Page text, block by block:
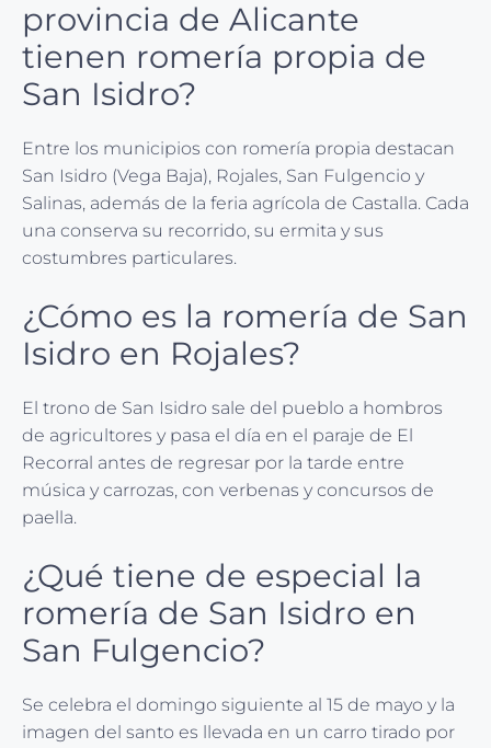
provincia de Alicante
tienen romería propia de
San Isidro?
Entre los municipios con romería propia destacan
San Isidro (Vega Baja), Rojales, San Fulgencio y
Salinas, además de la feria agrícola de Castalla. Cada
una conserva su recorrido, su ermita y sus
costumbres particulares.
¿Cómo es la romería de San
Isidro en Rojales?
El trono de San Isidro sale del pueblo a hombros
de agricultores y pasa el día en el paraje de El
Recorral antes de regresar por la tarde entre
música y carrozas, con verbenas y concursos de
paella.
¿Qué tiene de especial la
romería de San Isidro en
San Fulgencio?
Se celebra el domingo siguiente al 15 de mayo y la
imagen del santo es llevada en un carro tirado por